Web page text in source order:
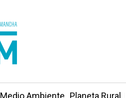
Medio Ambiente Planeta Rural